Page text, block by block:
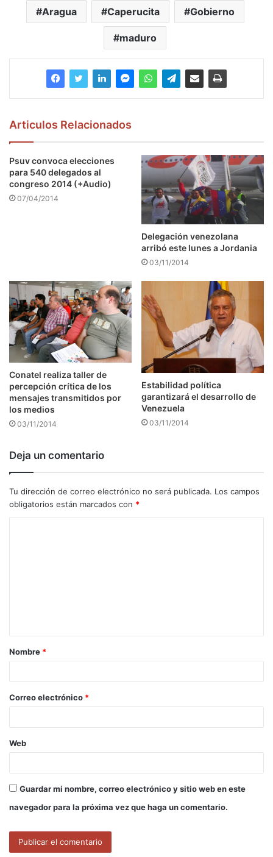
Aragua Caperucita Gobierno
maduro
Articulos Relacionados
Psuv convoca elecciones
para 540 delegados al
congreso 2014 (+Audio)
07/04/2014
Delegación venezolana
arribó este lunes a Jordania
03/11/2014
Conatel realiza taller de
percepción crítica de los
mensajes transmitidos por
los medios
03/11/2014
Estabilidad política
garantizará el desarrollo de
Venezuela
03/11/2014
Deja un comentario
Tu dirección de correo electrónico no será publicada. Los campos
obligatorios están marcados con *
a
r
*
Nombre *
Correo electrónico *
Web
Guardar mi nombre, correo electrónico y sitio web en este
navegador para la próxima vez que haga un comentario.